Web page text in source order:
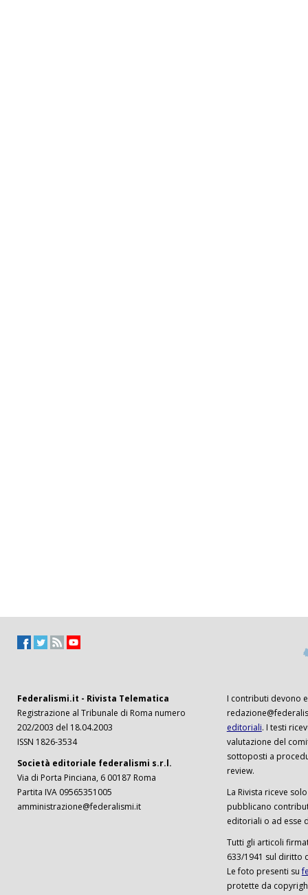
Federalismi.it - Rivista Telematica
Registrazione al Tribunale di Roma numero
202/2003 del 18.04.2003
ISSN 1826-3534
Società editoriale federalismi s.r.l.
Via di Porta Pinciana, 6 00187 Roma
Partita IVA 09565351005
amministrazione@federalismi.it
I contributi devono
editoriali. I testi
valutazione del
sottoposti a
review.
La Rivista riceve
pubblicano
editoriali o ad esse
Tutti gli articoli
633/1941 sul diritto
Le foto presenti su
protette da